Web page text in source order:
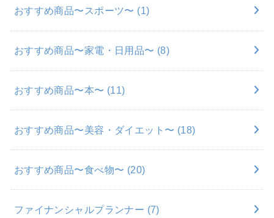
おすすめ商品〜スポーツ〜 (1)
おすすめ商品〜家電・日用品〜 (8)
おすすめ商品〜本〜 (11)
おすすめ商品〜美容・ダイエット〜 (18)
おすすめ商品〜食べ物〜 (20)
ファイナンシャルプランナー (7)